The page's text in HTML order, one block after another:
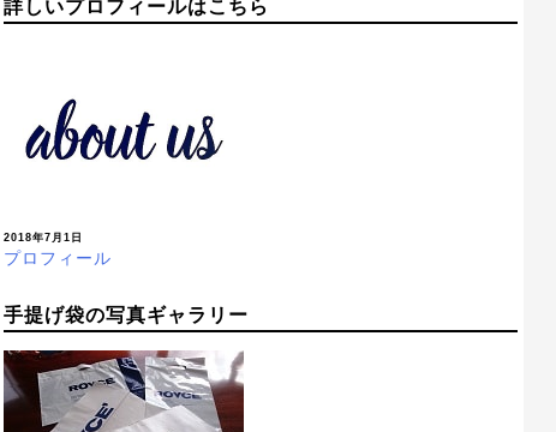
詳しいプロフィールはこちら
2018年7月1日
プロフィール
手提げ袋の写真ギャラリー